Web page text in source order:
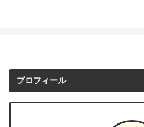
プロフィール